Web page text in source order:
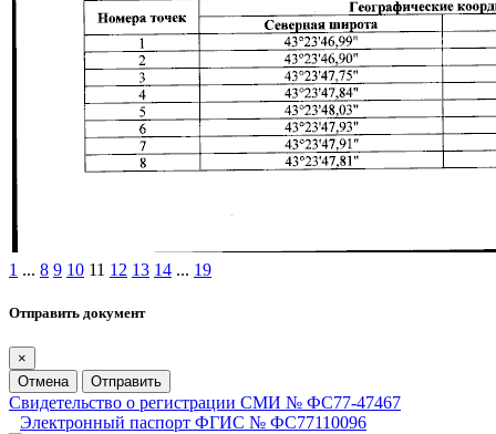
1 ... 8 9 10 11 12 13 14 ... 19
Отправить документ
×
Отмена
Отправить
Свидетельство о регистрации СМИ № ФС77-47467
Электронный паспорт ФГИС № ФС77110096